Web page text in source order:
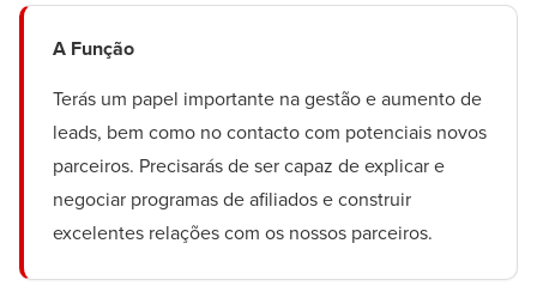
A Função
Terás um papel importante na gestão e aumento de
leads, bem como no contacto com potenciais novos
parceiros. Precisarás de ser capaz de explicar e
negociar programas de afiliados e construir
excelentes relações com os nossos parceiros.